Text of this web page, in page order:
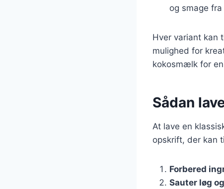
og smage
Hver variant kan
mulighed for
kokosmælk for
Sådan
At lave en
opskrift, der kan
Forbered
Sauter løg